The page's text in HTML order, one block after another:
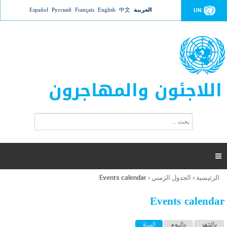
Jump to navigation UN العربية 中文
English
Français
Русский
Español
اللاجئون والمهاجرون
ت
ر
ل
ح
ب

أنت
هنا
الرئيسية › الجدول الزمني ›
Events calendar
Events calendar